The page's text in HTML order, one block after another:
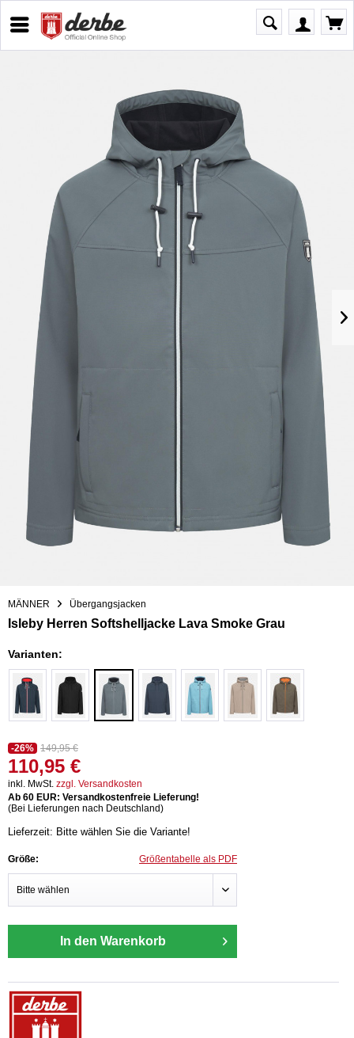
MÄNNER Übergangsjacken
Isleby Herren Softshelljacke Lava Smoke Grau
Varianten:
-26% 149,95 €
110,95 €
inkl. MwSt. zzgl. Versandkosten
Ab 60 EUR: Versandkostenfreie Lieferung!
(Bei Lieferungen nach Deutschland)
Lieferzeit: Bitte wählen Sie die Variante!
Größe: Größentabelle als PDF
In den Warenkorb